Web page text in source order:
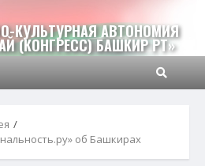
КУЛЬТУРНАЯ АВТОНОМИЯ
(КОНГРЕСС) БАШКИР РТ»
об Башкирах